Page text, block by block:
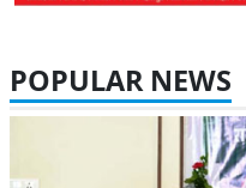
08 Aug 2026 27 Views